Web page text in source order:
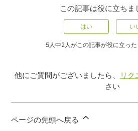
この記事は役に立ちま
はい い
5人中2人がこの記事が役に立っ
他にご質問がございましたら、 リク
さい
ページの先頭へ戻る